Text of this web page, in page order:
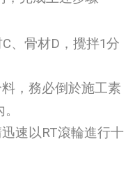
材D，攪拌1分
務必倒於施工素
RT滾輪進行十